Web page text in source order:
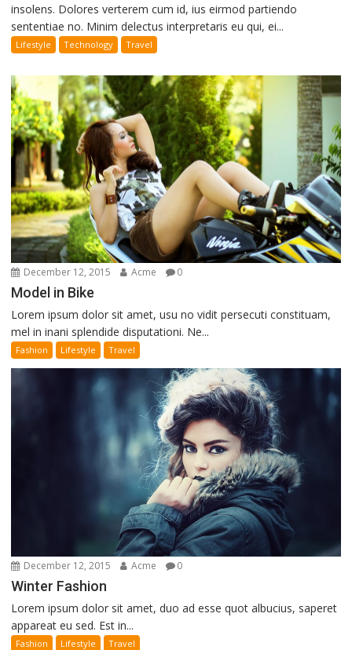
insolens. Dolores verterem cum id, ius eirmod partiendo
sententiae no. Minim delectus interpretaris eu qui, ei...
Lifestyle Technology Travel
December 12, 2015 Acme 0
Model in Bike
Lorem ipsum dolor sit amet, usu no vidit persecuti constituam,
mel in inani splendide disputationi. Ne...
Fashion Lifestyle Travel
December 12, 2015 Acme 0
Winter Fashion
Lorem ipsum dolor sit amet, duo ad esse quot albucius, saperet
appareat eu sed. Est in...
Fashion Lifestyle Travel